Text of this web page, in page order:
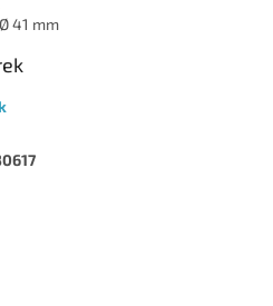
41 mm